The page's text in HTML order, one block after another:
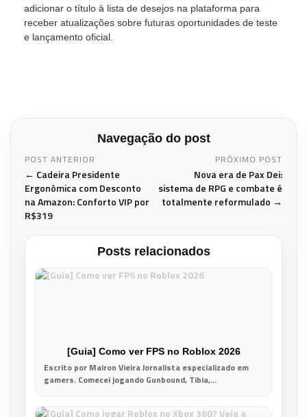
adicionar o título à lista de desejos na plataforma para
receber atualizações sobre futuras oportunidades de teste
e lançamento oficial.
Navegação do post
POST ANTERIOR
← Cadeira Presidente
Ergonômica com Desconto
na Amazon: Conforto VIP por
R$319
PRÓXIMO POST
Nova era de Pax Dei:
sistema de RPG e combate é
totalmente reformulado →
Posts relacionados
[Guia] Como ver FPS no Roblox 2026
Escrito por Mairon Vieira Jornalista especializado em
gamers. Comecei jogando Gunbound, Tibia,...